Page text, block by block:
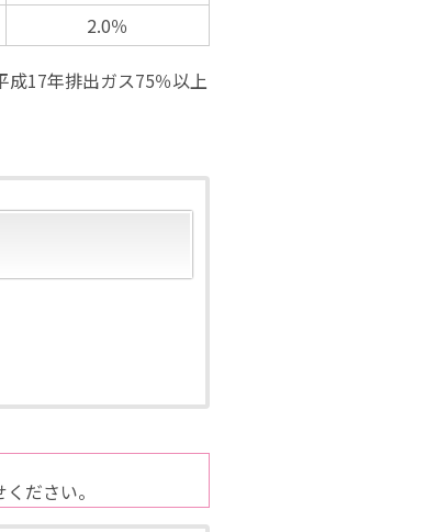
2.0％
17年排出ガス75％以上
ださい。